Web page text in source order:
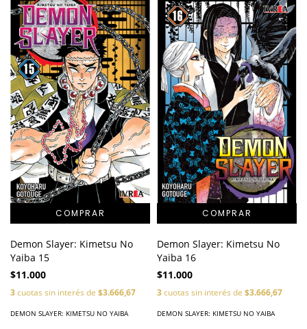
Demon Slayer: Kimetsu No
Yaiba 15
$11.000
3cuotas sin interés de $3.666,67
DEMON SLAYER: KIMETSU NO YAIBA
Demon Slayer: Kimetsu No
Yaiba 16
$11.000
3cuotas sin interés de $3.666,67
DEMON SLAYER: KIMETSU NO YAIBA